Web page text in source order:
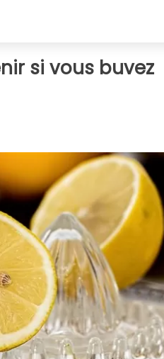
si vous buvez